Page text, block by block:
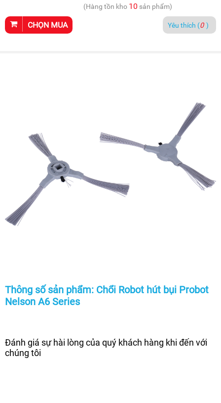
(Hàng tồn kho 10 sản phẩm)
CHỌN MUA Yêu thích (0 )
Thông số sản phẩm: Chổi Robot hút bụi Probot
Nelson A6 Series
Đánh giá sự hài lòng của quý khách hàng khi đến với
chúng tôi